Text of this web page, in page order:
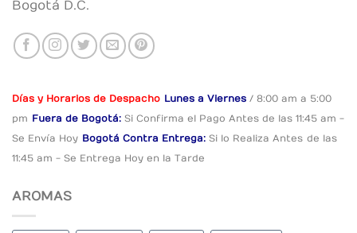
Bogotá D.C.
Días y Horarios de Despacho Lunes a Viernes / 8:00 am a 5:00
pm Fuera de Bogotá: Si Confirma el Pago Antes de las 11:45 am -
Se Envía Hoy Bogotá Contra Entrega: Si lo Realiza Antes de las
11:45 am - Se Entrega Hoy en la Tarde
AROMAS